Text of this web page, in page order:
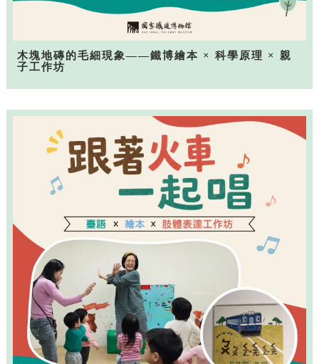
木塊地磚的毛細現象——鐵博繪本 × 科學原理 × 親
子工作坊